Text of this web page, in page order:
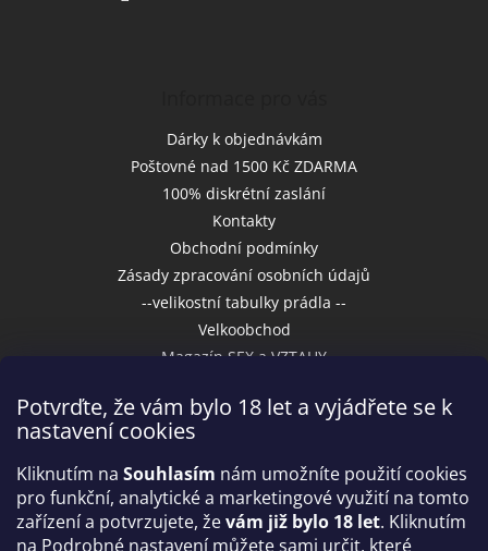
Potvrďte, že vám bylo 18 let a vyjádřete se k
nastavení cookies
Kliknutím na Souhlasím nám umožníte použití cookies
pro funkční, analytické a marketingové využití na tomto
zařízení a potvrzujete, ževám již bylo 18 let. Kliknutím
na Podrobné nastavení můžete sami určit, které
Dárky k objednávkám
Poštovné nad 1500 Kč ZDARMA
100% diskrétní zaslání
Kontakty
Obchodní podmínky
Zásady zpracování osobních údajů
--velikostní tabulky prádla --
Velkoobchod
Magazín SEX a VZTAHY
Přijímáme online platby